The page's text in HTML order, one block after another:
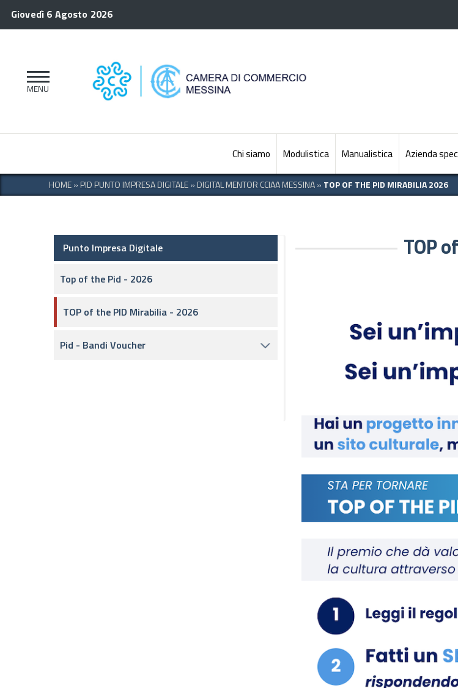
Giovedì 6 Agosto 2026
Chi siamo Modulistica Manualistica Azienda
HOME» PID PUNTO IMPRESA DIGITALE» DIGITAL MENTOR CCIAA MESSINA» TOP OF THE PID MIRABILIA 2026
Punto Impresa Digitale
Top of the Pid - 2026
TOP of the PID Mirabilia - 2026
Pid - Bandi Voucher
TOP